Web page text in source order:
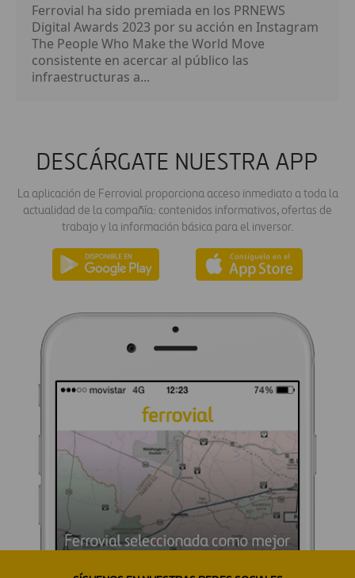
Ferrovial ha sido premiada en los PRNEWS
Digital Awards 2023 por su acción en Instagram
The People Who Make the World Move
consistente en acercar al público las
infraestructuras a...
DESCÁRGATE NUESTRA APP
La aplicación de Ferrovial proporciona acceso inmediato a toda la
actualidad de la compañía: contenidos informativos, ofertas de
trabajo y la información básica para el inversor.